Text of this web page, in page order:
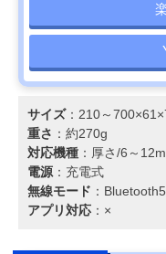
サイズ：210～
重さ ：約270g
対応機種 ：厚さ/6～
電源 ：充電式
無線モード ：
アプリ対応 ：×